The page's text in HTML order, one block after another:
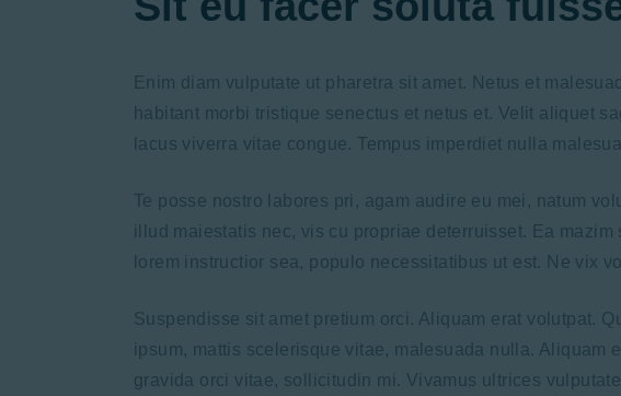
Enim diam vulputate ut pharetra sit amet. Netus et
habitant morbi tristique senectus et netus et. Velit aliquet
lacus viverra vitae congue. Tempus imperdiet nulla
Te posse nostro labores pri, agam audire eu mei, natum
illud maiestatis nec, vis cu propriae deterruisset. Ea mazim
lorem instructior sea, populo necessitatibus ut est. Ne vix
Suspendisse sit amet pretium orci. Aliquam erat volutpat.
ipsum, mattis scelerisque vitae, malesuada nulla. Aliquam
gravida orci vitae, sollicitudin mi. Vivamus ultrices